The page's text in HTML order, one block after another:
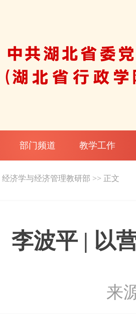
部门频道 教学工作
经济学与经济管理教研部 >> 正文
李波平 | 以
来